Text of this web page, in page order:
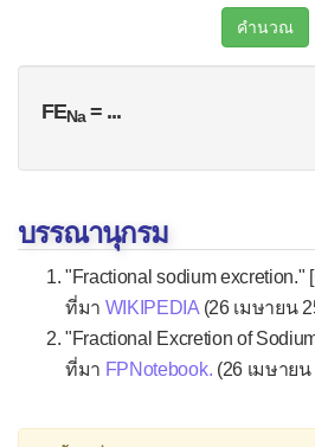
แปลง VBG เป็น ABG
วิเคราะห์กรด-ด่างในเลื
» ระบบโลหิตวิทยา
คำนวณเพื่อช่วยรักษา
» ระบบไตและเมตาบอลิก
แก้โซเดียมในภาวะขา
คำนวณ
FENa = ...
บรรณานุกรม
"Fractional sodium
ที่มา WIKIPEDIA(26 เมษายน
"Fractional Excretion of
ที่มา FPNotebook. (26 เมษายน